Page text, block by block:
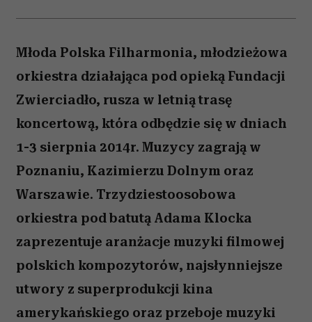
Młoda Polska Filharmonia, młodzieżowa
orkiestra działająca pod opieką Fundacji
Zwierciadło, rusza w letnią trasę
koncertową, która odbędzie się w dniach
1-3 sierpnia 2014r. Muzycy zagrają w
Poznaniu, Kazimierzu Dolnym oraz
Warszawie. Trzydziestoosobowa
orkiestra pod batutą Adama Klocka
zaprezentuje aranżacje muzyki filmowej
polskich kompozytorów, najsłynniejsze
utwory z superprodukcji kina
amerykańskiego oraz przeboje muzyki